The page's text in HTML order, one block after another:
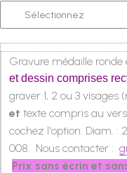
Gravure médaille
et dessin comprises
graver 1, 2 ou 3 visages
et texte compris au
cochez l'option. Diam. :
008.
Nous contacter :
Prix sans écrin et